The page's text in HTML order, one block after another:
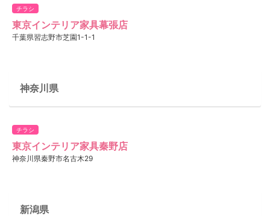
チラシ
東京インテリア家具幕張店
千葉県習志野市芝園1-1-1
神奈川県
チラシ
東京インテリア家具秦野店
神奈川県秦野市名古木29
新潟県